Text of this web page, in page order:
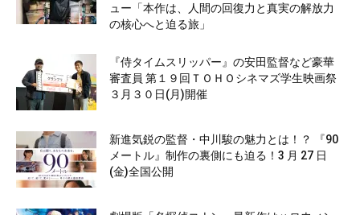
ュー「本作は、人間の回復力と真実の解放力
の核心へと迫る旅」
『侍タイムスリッパー』の安田監督など豪華
審査員 第１９回ＴＯＨＯシネマズ学生映画祭
３月３０日(月)開催
新進気鋭の監督・中川駿の魅力とは！？ 『90
メートル』制作の裏側にも迫る！3 月 27 日
(金)全国公開